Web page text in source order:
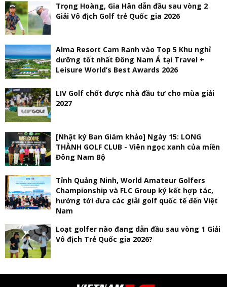
Trọng Hoàng, Gia Hân dẫn đầu sau vòng 2
Giải Vô địch Golf trẻ Quốc gia 2026
Alma Resort Cam Ranh vào Top 5 Khu nghỉ
dưỡng tốt nhất Đông Nam Á tại Travel +
Leisure World’s Best Awards 2026
LIV Golf chốt được nhà đầu tư cho mùa giải
2027
[Nhật ký Ban Giám khảo] Ngày 15: LONG
THÀNH GOLF CLUB - Viên ngọc xanh của miền
Đông Nam Bộ
Tỉnh Quảng Ninh, World Amateur Golfers
Championship và FLC Group ký kết hợp tác,
hướng tới đưa các giải golf quốc tế đến Việt
Nam
Loạt golfer nào đang dẫn đầu sau vòng 1 Giải
Vô địch Trẻ Quốc gia 2026?